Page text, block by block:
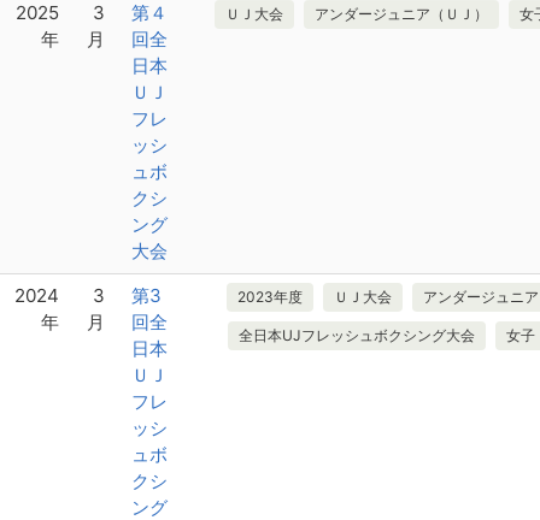
2025
年
3
月
第４
回全
日本
ＵＪ
フレ
ッシ
ュボ
クシ
ング
大会
ＵＪ大会 アンダージュニア（ＵＪ） 女
2024
年
3
月
第3
回全
日本
ＵＪ
フレ
ッシ
ュボ
クシ
ング
2023年度 ＵＪ大会 アンダージュニ
全日本UJフレッシュボクシング大会 女子